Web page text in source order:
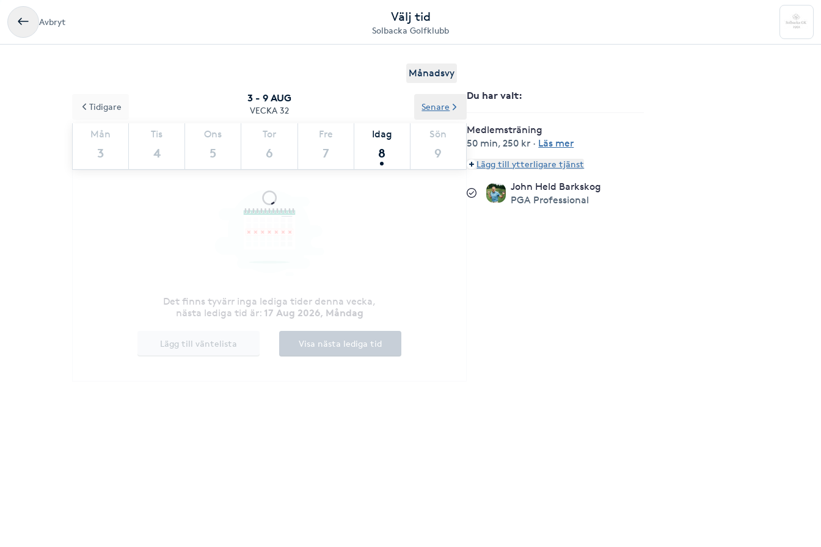
Avbryt Välj tid
Solbacka Golfklubb
Månadsvy
3 - 9 AUG
VECKA 32
Mån
3
Tis
4
Ons
5
Tor
6
Fre
7
Idag
8
Sön
9
Tidigare Senare
Det finns tyvärr inga lediga tider denna vecka,
nästa lediga tid är: 17 Aug 2026, Måndag
Lägg till väntelista Visa nästa lediga tid
Du har valt:
Medlemsträning
50 min,250 kr · Läs mer
Lägg till ytterligare tjänst
John Held Barkskog
PGA Professional